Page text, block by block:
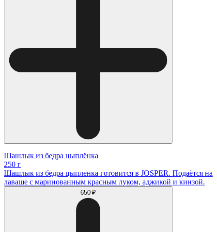
Шашлык из бедра цыплёнка
250 г
Шашлык из бедра цыпленка готовится в JOSPER. Подаётся на
лаваше с маринованным красным луком, аджикой и кинзой.
650 ₽